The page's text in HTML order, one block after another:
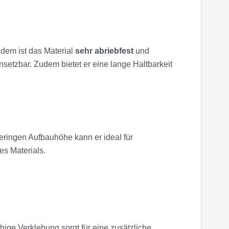
ist das Material sehr abriebfest und
Zudem bietet er eine lange Haltbarkeit
Aufbauhöhe kann er ideal für
Materials.